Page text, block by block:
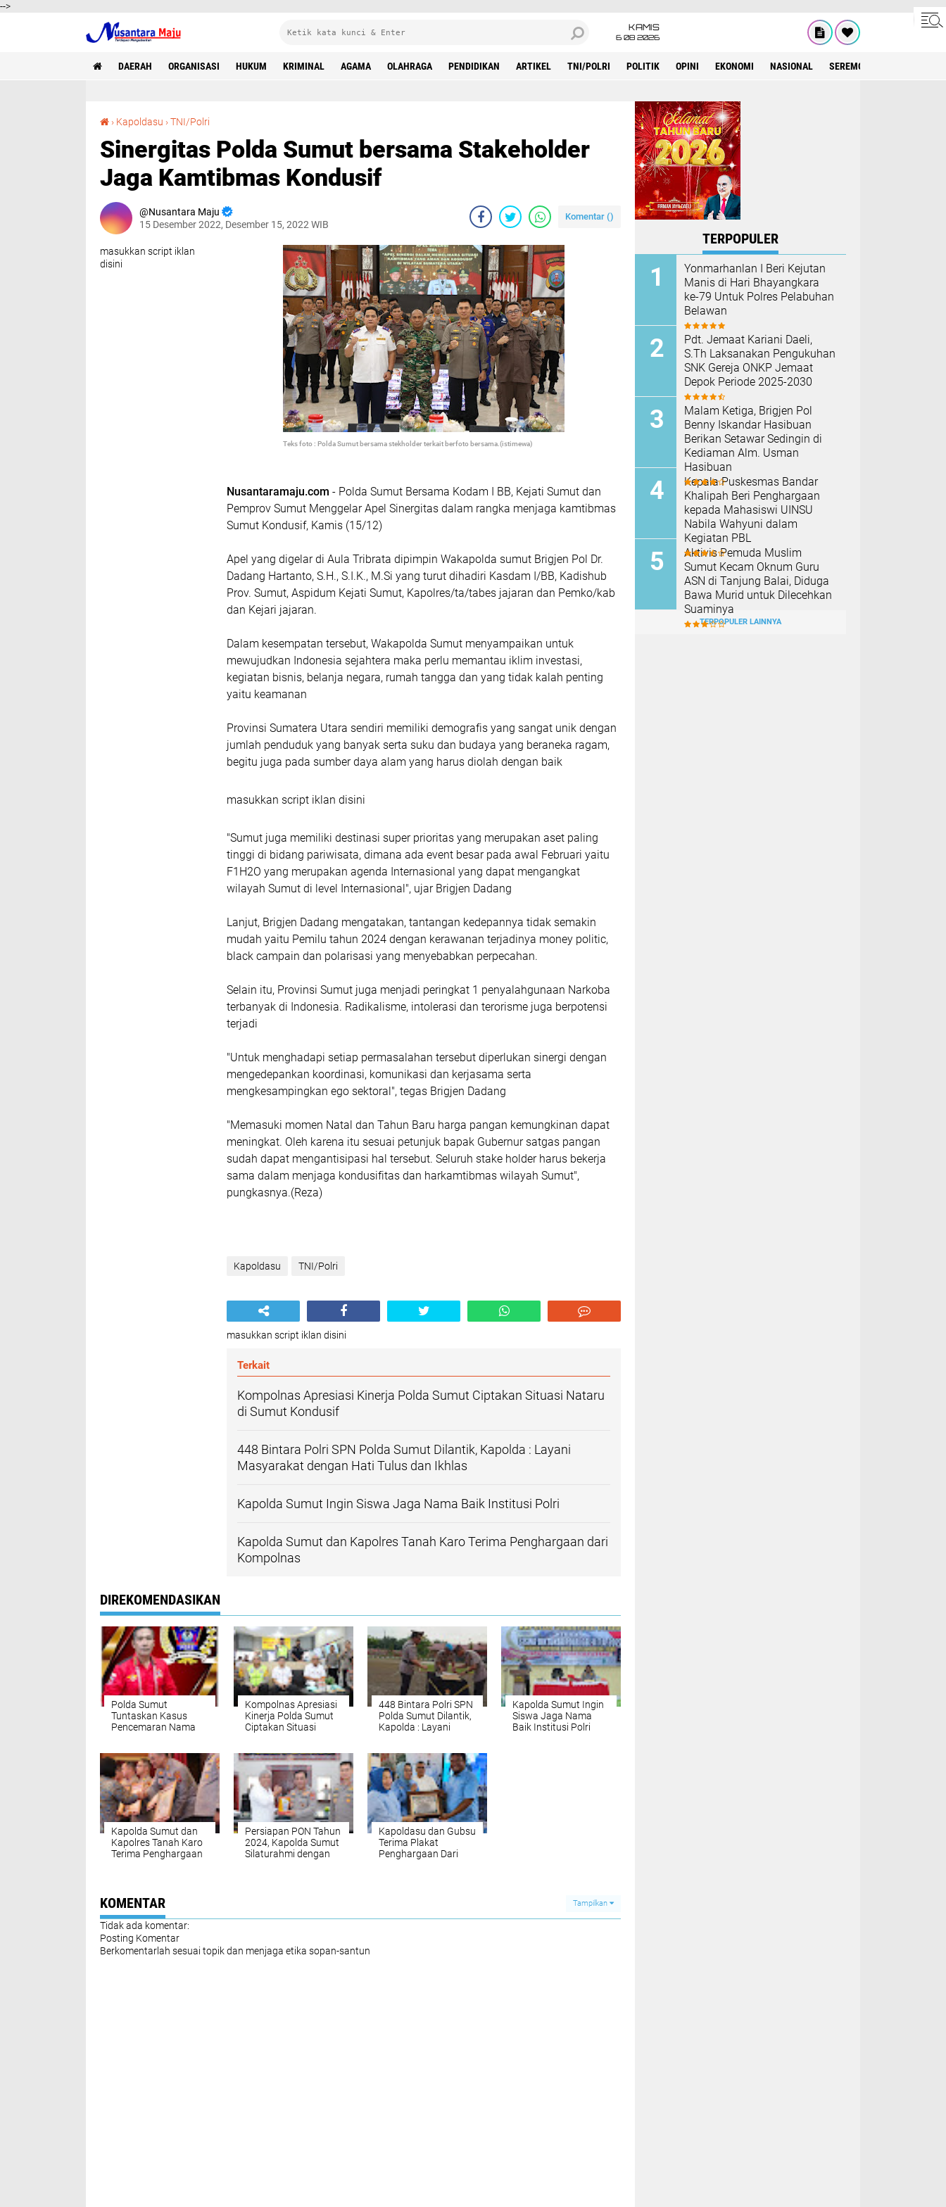
-->
KAMIS
6 08 2026
DAERAH ORGANISASI HUKUM KRIMINAL AGAMA OLAHRAGA PENDIDIKAN ARTIKEL TNI/POLRI POLITIK OPINI EKONOMI NASIONAL SEREMONIAL
› Kapoldasu ›TNI/Polri
Sinergitas Polda Sumut bersama Stakeholder
Jaga Kamtibmas Kondusif
Nusantara Maju
15 Desember 2022, Desember 15, 2022 WIB
Komentar ()
masukkan script iklan
disini
Teks foto : Polda Sumut bersama stekholder terkait berfoto bersama.(istimewa)
Nusantaramaju.com - Polda Sumut Bersama Kodam I BB, Kejati Sumut dan
Pemprov Sumut Menggelar Apel Sinergitas dalam rangka menjaga kamtibmas
Sumut Kondusif, Kamis (15/12)
Apel yang digelar di Aula Tribrata dipimpin Wakapolda sumut Brigjen Pol Dr.
Dadang Hartanto, S.H., S.I.K., M.Si yang turut dihadiri Kasdam I/BB, Kadishub
Prov. Sumut, Aspidum Kejati Sumut, Kapolres/ta/tabes jajaran dan Pemko/kab
dan Kejari jajaran.
Dalam kesempatan tersebut, Wakapolda Sumut menyampaikan untuk
mewujudkan Indonesia sejahtera maka perlu memantau iklim investasi,
kegiatan bisnis, belanja negara, rumah tangga dan yang tidak kalah penting
yaitu keamanan
Provinsi Sumatera Utara sendiri memiliki demografis yang sangat unik dengan
jumlah penduduk yang banyak serta suku dan budaya yang beraneka ragam,
begitu juga pada sumber daya alam yang harus diolah dengan baik
masukkan script iklan disini
"Sumut juga memiliki destinasi super prioritas yang merupakan aset paling
tinggi di bidang pariwisata, dimana ada event besar pada awal Februari yaitu
F1H2O yang merupakan agenda Internasional yang dapat mengangkat
wilayah Sumut di level Internasional", ujar Brigjen Dadang
Lanjut, Brigjen Dadang mengatakan, tantangan kedepannya tidak semakin
mudah yaitu Pemilu tahun 2024 dengan kerawanan terjadinya money politic,
black campain dan polarisasi yang menyebabkan perpecahan.
Selain itu, Provinsi Sumut juga menjadi peringkat 1 penyalahgunaan Narkoba
terbanyak di Indonesia. Radikalisme, intolerasi dan terorisme juga berpotensi
terjadi
"Untuk menghadapi setiap permasalahan tersebut diperlukan sinergi dengan
mengedepankan koordinasi, komunikasi dan kerjasama serta
mengkesampingkan ego sektoral", tegas Brigjen Dadang
"Memasuki momen Natal dan Tahun Baru harga pangan kemungkinan dapat
meningkat. Oleh karena itu sesuai petunjuk bapak Gubernur satgas pangan
sudah dapat mengantisipasi hal tersebut. Seluruh stake holder harus bekerja
sama dalam menjaga kondusifitas dan harkamtibmas wilayah Sumut",
pungkasnya.(Reza)
Kapoldasu TNI/Polri
masukkan script iklan disini
Terkait
Kompolnas Apresiasi Kinerja Polda Sumut Ciptakan Situasi Nataru
di Sumut Kondusif
448 Bintara Polri SPN Polda Sumut Dilantik, Kapolda : Layani
Masyarakat dengan Hati Tulus dan Ikhlas
Kapolda Sumut Ingin Siswa Jaga Nama Baik Institusi Polri
Kapolda Sumut dan Kapolres Tanah Karo Terima Penghargaan dari
Kompolnas
DIREKOMENDASIKAN
Polda Sumut
Tuntaskan Kasus
Pencemaran Nama
SUMUT Apresiasi
Kinerja Polisi
Kompolnas Apresiasi
Kinerja Polda Sumut
Ciptakan Situasi
448 Bintara Polri SPN
Polda Sumut Dilantik,
Kapolda : Layani
Kapolda Sumut Ingin
Siswa Jaga Nama
Baik Institusi Polri
Kapolda Sumut dan
Kapolres Tanah Karo
Terima Penghargaan
Persiapan PON Tahun
2024, Kapolda Sumut
Silaturahmi dengan
Kapoldasu dan Gubsu
Terima Plakat
Penghargaan Dari
KOMENTAR Tampilkan
Tidak ada komentar:
Posting Komentar
Berkomentarlah sesuai topik dan menjaga etika sopan-santun
TERPOPULER
Yonmarhanlan I Beri Kejutan
Manis di Hari Bhayangkara
ke-79 Untuk Polres Pelabuhan
Belawan
Pdt. Jemaat Kariani Daeli,
S.Th Laksanakan Pengukuhan
SNK Gereja ONKP Jemaat
Depok Periode 2025-2030
Malam Ketiga, Brigjen Pol
Benny Iskandar Hasibuan
Berikan Setawar Sedingin di
Kediaman Alm. Usman
Hasibuan
Kepala Puskesmas Bandar
Khalipah Beri Penghargaan
kepada Mahasiswi UINSU
Nabila Wahyuni dalam
Kegiatan PBL
Aktivis Pemuda Muslim
Sumut Kecam Oknum Guru
ASN di Tanjung Balai, Diduga
Bawa Murid untuk Dilecehkan
Suaminya
TERPOPULER LAINNYA